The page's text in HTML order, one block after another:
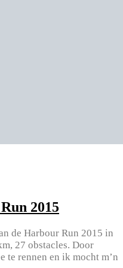
2015
de Harbour Run 2015 in
27 obstacles. Door
te rennen en ik mocht m’n